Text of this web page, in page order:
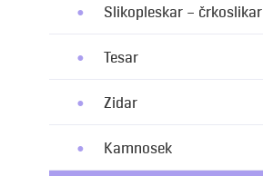
Slikopleskar – črkoslikar
Tesar
Zidar
Kamnosek